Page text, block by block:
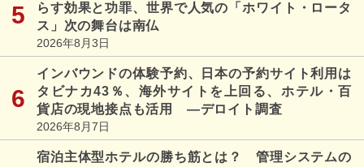
らす効果と功罪、世界で人気の「ホワイト・ロータ
ス」次の舞台は南仏
2026年8月3日
インバウンドの体験予約、日本の予約サイト利用は
タビナカ43％、海外サイトを上回る、ホテル・百
貨店の現地接点も活用 ―デロイト調査
2026年8月7日
宿泊主体型ホテルの勝ち筋とは？ 管理システムの